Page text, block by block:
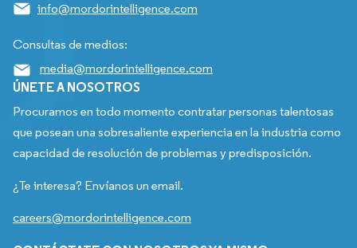
info@mordorintelligence.com
Consultas de medios:
media@mordorintelligence.com
ÚNETE A NOSOTROS
Procuramos en todo momento contratar personas talentosas
que posean una sobresaliente experiencia en la industria como
capacidad de resolución de problemas y predisposición.
¿Te interesa? Envíanos un email.
careers@mordorintelligence.com